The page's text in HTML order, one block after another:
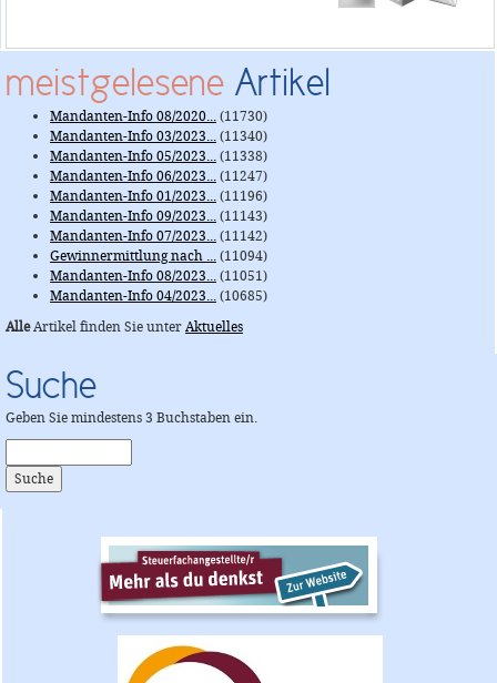
meistgelesene Artikel
Mandanten-Info 08/2020...(11730)
Mandanten-Info 03/2023...(11340)
Mandanten-Info 05/2023...(11338)
Mandanten-Info 06/2023...(11247)
Mandanten-Info 01/2023...(11196)
Mandanten-Info 09/2023...(11143)
Mandanten-Info 07/2023...(11142)
Gewinnermittlung nach ...(11094)
Mandanten-Info 08/2023...(11051)
Mandanten-Info 04/2023...(10685)
AlleArtikel finden Sie unterAktuelles
Suche
Geben Sie mindestens 3 Buchstaben ein.